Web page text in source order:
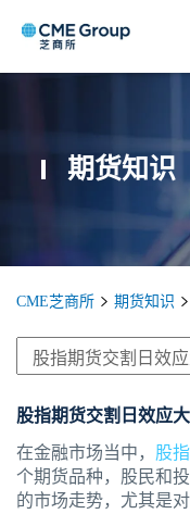
期货知识
CME芝商所 期货知识
股指期货交割日效应
在金融市场当中， 股
个期货品种，股民和
的市场走势，尤其是